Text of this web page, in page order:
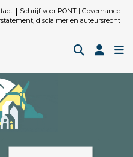
Schrijf voor PONT | Governance
disclaimer en auteursrecht